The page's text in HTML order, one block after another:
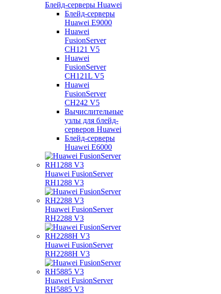
Блейд-серверы Huawei
Блейд-серверы
Huawei E9000
Huawei
FusionServer
CH121 V5
Huawei
FusionServer
CH121L V5
Huawei
FusionServer
CH242 V5
Вычислительные
узлы для блейд-
серверов Huawei
Блейд-серверы
Huawei E6000
Huawei FusionServer
RH1288 V3
Huawei FusionServer
RH2288 V3
Huawei FusionServer
RH2288H V3
Huawei FusionServer
RH5885 V3